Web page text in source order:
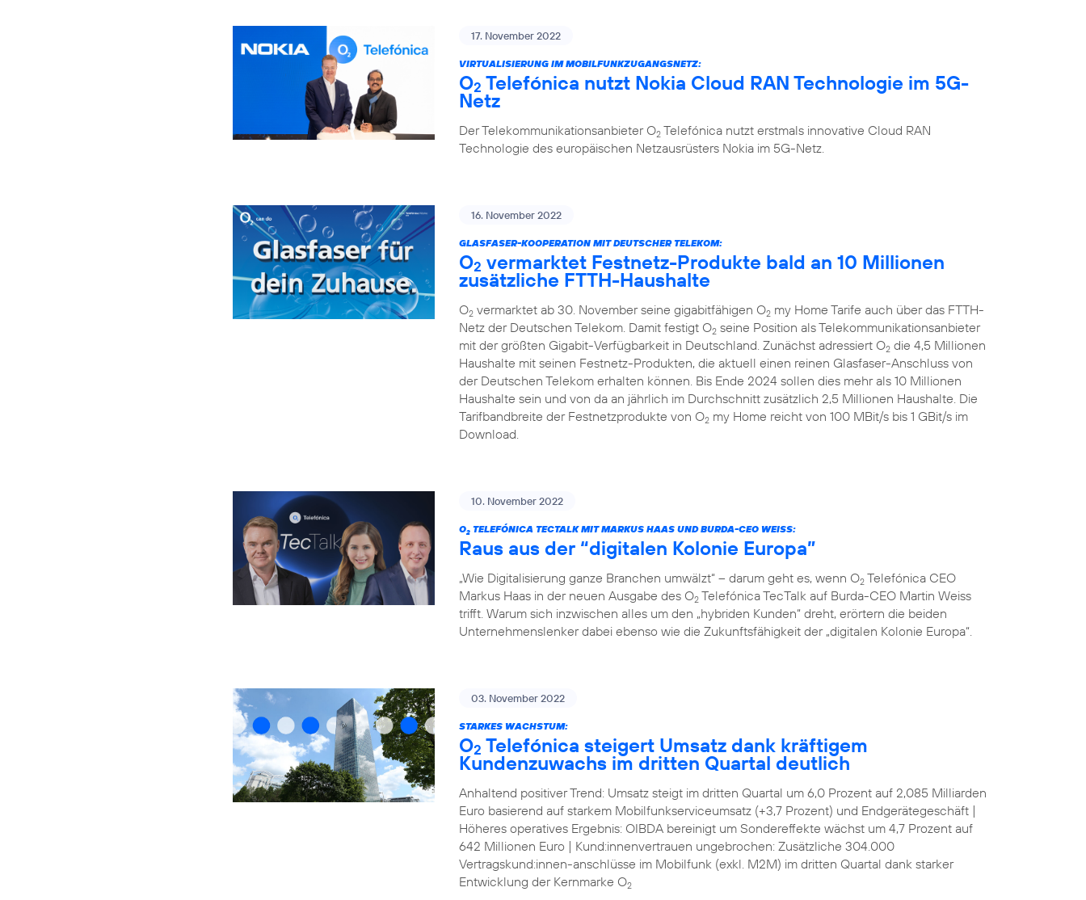
17. November 2022
VIRTUALISIERUNG IM MOBILFUNKZUGANGSNETZ:
O2 Telefónica nutzt Nokia Cloud RAN Technologie im 5G-
Netz
Der Telekommunikationsanbieter O2 Telefónica nutzt erstmals innovative Cloud RAN
Technologie des europäischen Netzausrüsters Nokia im 5G-Netz.
16. November 2022
GLASFASER-KOOPERATION MIT DEUTSCHER TELEKOM:
O2 vermarktet Festnetz-Produkte bald an 10 Millionen
zusätzliche FTTH-Haushalte
O2 vermarktet ab 30. November seine gigabitfähigen O2 my Home Tarife auch über das FTTH-
Netz der Deutschen Telekom. Damit festigt O2 seine Position als Telekommunikationsanbieter
mit der größten Gigabit-Verfügbarkeit in Deutschland. Zunächst adressiert O2 die 4,5 Millionen
Haushalte mit seinen Festnetz-Produkten, die aktuell einen reinen Glasfaser-Anschluss von
der Deutschen Telekom erhalten können. Bis Ende 2024 sollen dies mehr als 10 Millionen
Haushalte sein und von da an jährlich im Durchschnitt zusätzlich 2,5 Millionen Haushalte. Die
Tarifbandbreite der Festnetzprodukte von O2 my Home reicht von 100 MBit/s bis 1 GBit/s im
Download.
10. November 2022
O2 TELEFÓNICA TECTALK MIT MARKUS HAAS UND BURDA-CEO WEISS:
Raus aus der “digitalen Kolonie Europa”
„Wie Digitalisierung ganze Branchen umwälzt“ – darum geht es, wenn O2 Telefónica CEO
Markus Haas in der neuen Ausgabe des O2 Telefónica TecTalk auf Burda-CEO Martin Weiss
trifft. Warum sich inzwischen alles um den „hybriden Kunden“ dreht, erörtern die beiden
Unternehmenslenker dabei ebenso wie die Zukunftsfähigkeit der „digitalen Kolonie Europa“.
03. November 2022
STARKES WACHSTUM:
O2 Telefónica steigert Umsatz dank kräftigem
Kundenzuwachs im dritten Quartal deutlich
Anhaltend positiver Trend: Umsatz steigt im dritten Quartal um 6,0 Prozent auf 2,085 Milliarden
Euro basierend auf starkem Mobilfunkserviceumsatz (+3,7 Prozent) und Endgerätegeschäft |
Höheres operatives Ergebnis: OIBDA bereinigt um Sondereffekte wächst um 4,7 Prozent auf
642 Millionen Euro | Kund:innenvertrauen ungebrochen: Zusätzliche 304.000
Vertragskund:innen-anschlüsse im Mobilfunk (exkl. M2M) im dritten Quartal dank starker
Entwicklung der Kernmarke O2